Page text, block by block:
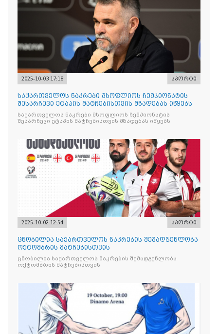
2025-10-03 17:18 სპორტი
საქართველოს ნაკრები მსოფლიოს ჩემპიონატის
შესარჩევი ეტაპის მატჩებისთვის მზადებას იწყებს
საქართველოს ნაკრები მსოფლიოს ჩემპიონატის
შესარჩევი ეტაპის მატჩებისთვის მზადებას იწყებს
2025-10-02 12:54 სპორტი
ცნობილია საქართველოს ნაკრების შემადგენლობა
ოქტომბრის მატჩებისთვის
ცნობილია საქართველოს ნაკრების შემადგენლობა
ოქტომბრის მატჩებისთვის